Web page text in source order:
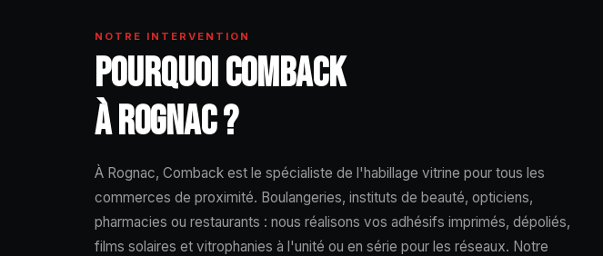
NOTRE INTERVENTION
POURQUOI COMBACK
À ROGNAC ?
À Rognac, Comback est le spécialiste de l'habillage vitrine pour tous les
commerces de proximité. Boulangeries, instituts de beauté, opticiens,
pharmacies ou restaurants : nous réalisons vos adhésifs imprimés, dépoliés,
films solaires et vitrophanies à l'unité ou en série pour les réseaux. Notre